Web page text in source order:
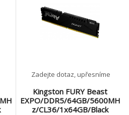
Podsvícení: ne Napětí: 1,1V
Provozní teplota: 0 až 85°C
Rozměry: 133,35×31,25mm
Kingston FURY Beast
EXPO/DDR5/64GB/5600MH
z/CL36/1x64GB/Black
Zadejte dotaz, upřesníme